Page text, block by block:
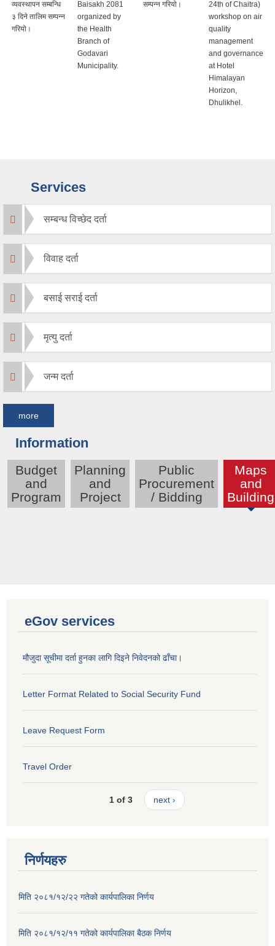
व्यवस्थापन सम्बन्धि
३ दिने तालिम सम्पन्न
गरियो।
Baisakh 2081
organized by
the Health
Branch of
Godavari
Municipality.
सम्पन्न गरियो।
24th of Chaitra)
workshop on air
quality
management
and governance
at Hotel
Himalayan
Horizon,
Dhulikhel.
Services
सम्बन्ध विच्छेद दर्ता
विवाह दर्ता
बसाई सराई दर्ता
मृत्यु दर्ता
जन्म दर्ता
more
Information
Budget
and
Program
Planning
and
Project
Public
Procurement
/ Bidding
Maps
and
Building
(active
tab)
eGov services
मौजुदा सूचीमा दर्ता हुनका लागि दिइने निवेदनको ढाँचा।
Letter Format Related to Social Security Fund
Leave Request Form
Travel Order
1 of 3 next ›
निर्णयहरु
मिति २०८१/१२/२२ गतेको कार्यपालिका निर्णय
मिति २०८१/१२/११ गतेको कार्यपालिका बैठक निर्णय